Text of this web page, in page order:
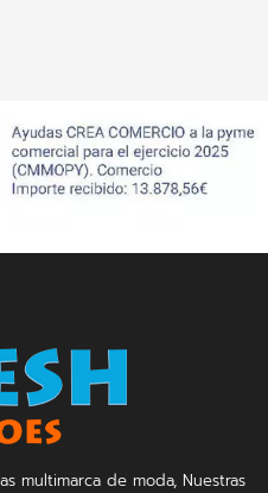
multimarca de moda, Nuestras